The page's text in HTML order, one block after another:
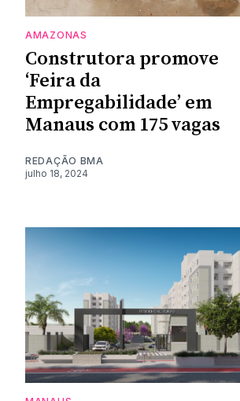
AMAZONAS
Construtora promove
‘Feira da
Empregabilidade’ em
Manaus com 175 vagas
REDAÇÃO BMA
julho 18, 2024